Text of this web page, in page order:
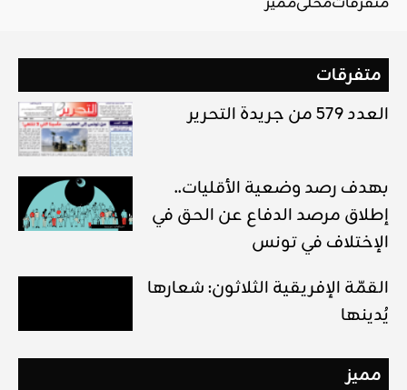
متفرقات
العدد 579 من جريدة التحرير
بهدف رصد وضعية الأقليات..
إطلاق مرصد الدفاع عن الحق في
الإختلاف في تونس
القمّة الإفريقية الثلاثون: شعارها
يُدينها
مميز